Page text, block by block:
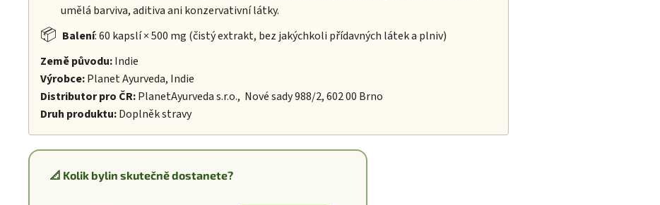
umělá barviva, aditiva ani konzervativní látky.
📦 Balení: 60 kapslí × 500 mg (čistý extrakt, bez jakýchkoli přídavných látek a plniv)
Země původu:Indie
Výrobce:Planet Ayurveda, Indie
Distributor pro ČR:PlanetAyurveda s.r.o., Nové sady 988/2, 602 00 Brno
Druh produktu:Doplněk stravy
📐 Kolik bylin skutečně dostanete?